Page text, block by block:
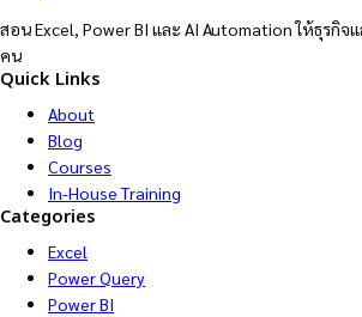
สอน Excel, Power BI และ AI Automation ให้ธุรกิจ
คน
Quick Links
About
Blog
Courses
In-House Training
Categories
Excel
Power Query
Power BI